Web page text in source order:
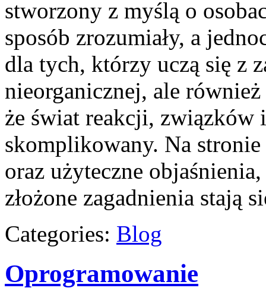
stworzony z myślą o
sposób zrozumiały, a
dla tych, którzy uczą się z
nieorganicznej, ale
że świat reakcji, związków
skomplikowany. Na
oraz użyteczne
złożone zagadnienia stają
Categories: Blog
Oprogramowanie